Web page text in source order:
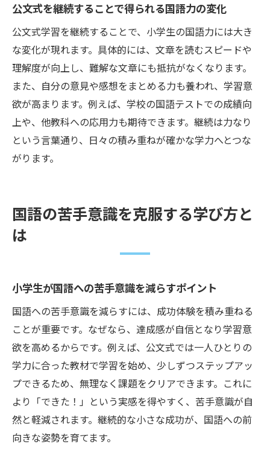
公文式を継続することで得られる国語力の変化
公文式学習を継続することで、小学生の国語力には大き
な変化が現れます。具体的には、文章を読むスピードや
理解度が向上し、難解な文章にも抵抗がなくなります。
また、自分の意見や感想をまとめる力も養われ、学習意
欲が高まります。例えば、学校の国語テストでの成績向
上や、他教科への応用力も期待できます。継続は力なり
という言葉通り、日々の積み重ねが確かな学力へとつな
がります。
国語の苦手意識を克服する学び方と
は
小学生が国語への苦手意識を減らすポイント
国語への苦手意識を減らすには、成功体験を積み重ねる
ことが重要です。なぜなら、達成感が自信となり学習意
欲を高めるからです。例えば、公文式では一人ひとりの
学力に合った教材で学習を始め、少しずつステップアッ
プできるため、無理なく課題をクリアできます。これに
より「できた！」という実感を得やすく、苦手意識が自
然と軽減されます。継続的な小さな成功が、国語への前
向きな姿勢を育てます。